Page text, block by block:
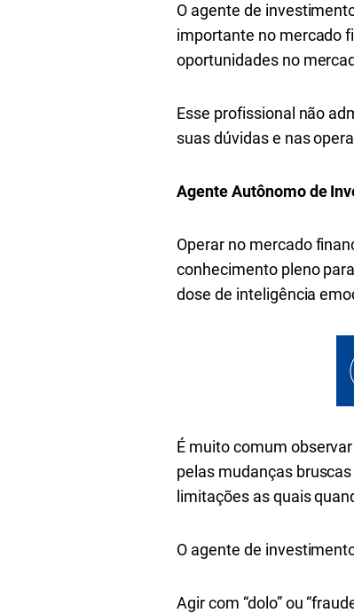
O agente de
importante no mercado
oportunidades no
Esse profissional não
suas dúvidas e nas
Agente Autônomo de
Operar no mercado
conhecimento pleno
dose de inteligência
É muito comum
pelas mudanças
limitações as quais
O agente de
Agir com “dolo” ou